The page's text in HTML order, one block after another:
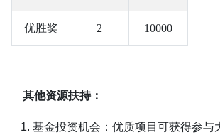
优胜奖 2 10000
其他资源扶持：
基金投资机会：优质项目可获得参与